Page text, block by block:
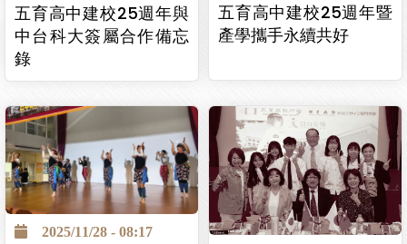
五育高中建校25週年與
中台科大簽屬合作備忘
錄
五育高中建校25週年暨
產學攜手永續共好
2025/11/28 - 08:17